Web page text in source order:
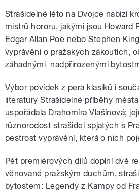
Strašidelné léto na Dvojce nabízí
mistrů hororu, jakými jsou Howard
Edgar Allan Poe nebo Stephen
vyprávění o pražských zákoutích,
záhadnými nadpřirozenými
Výbor povídek z pera klasiků i
literatury Strašidelné příběhy
uspořádala Drahomíra Vlašínová;
různorodost strašidel spjatých s
pestrost vyprávění, která o nich
Pět premiérových dílů doplní dvě
věnované pražským duchům,
bytostem: Legendy z Kampy od